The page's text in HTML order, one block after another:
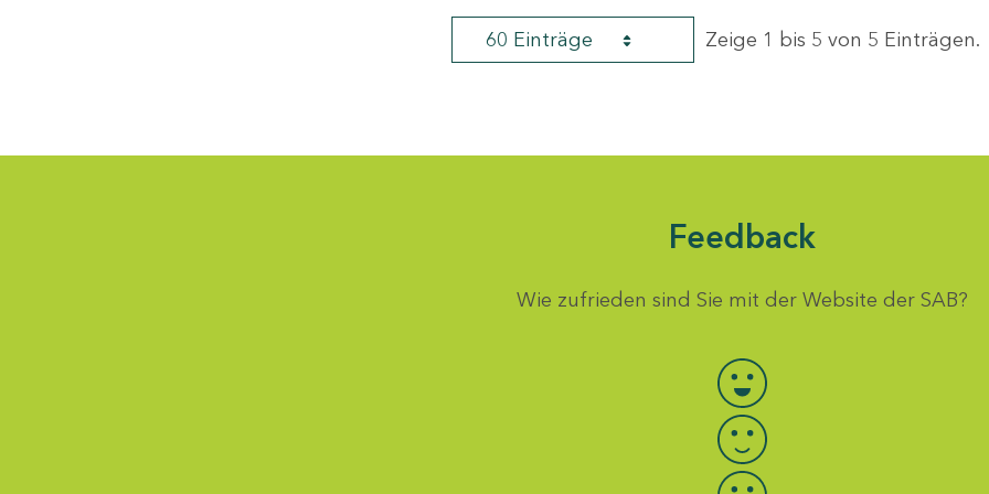
60 Einträge Zeige 1 bis 5 von 5 Einträgen.
Feedback
Wie zufrieden sind Sie mit der Website der SAB?
Bewertung auswählen